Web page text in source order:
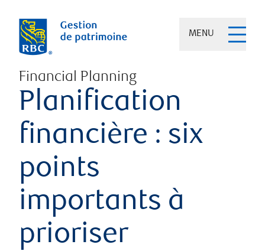
MENU
Financial Planning
Planification
financière : six
points
importants à
prioriser